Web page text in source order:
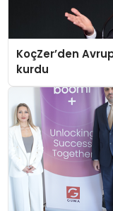
KoçZer’den
kurdu